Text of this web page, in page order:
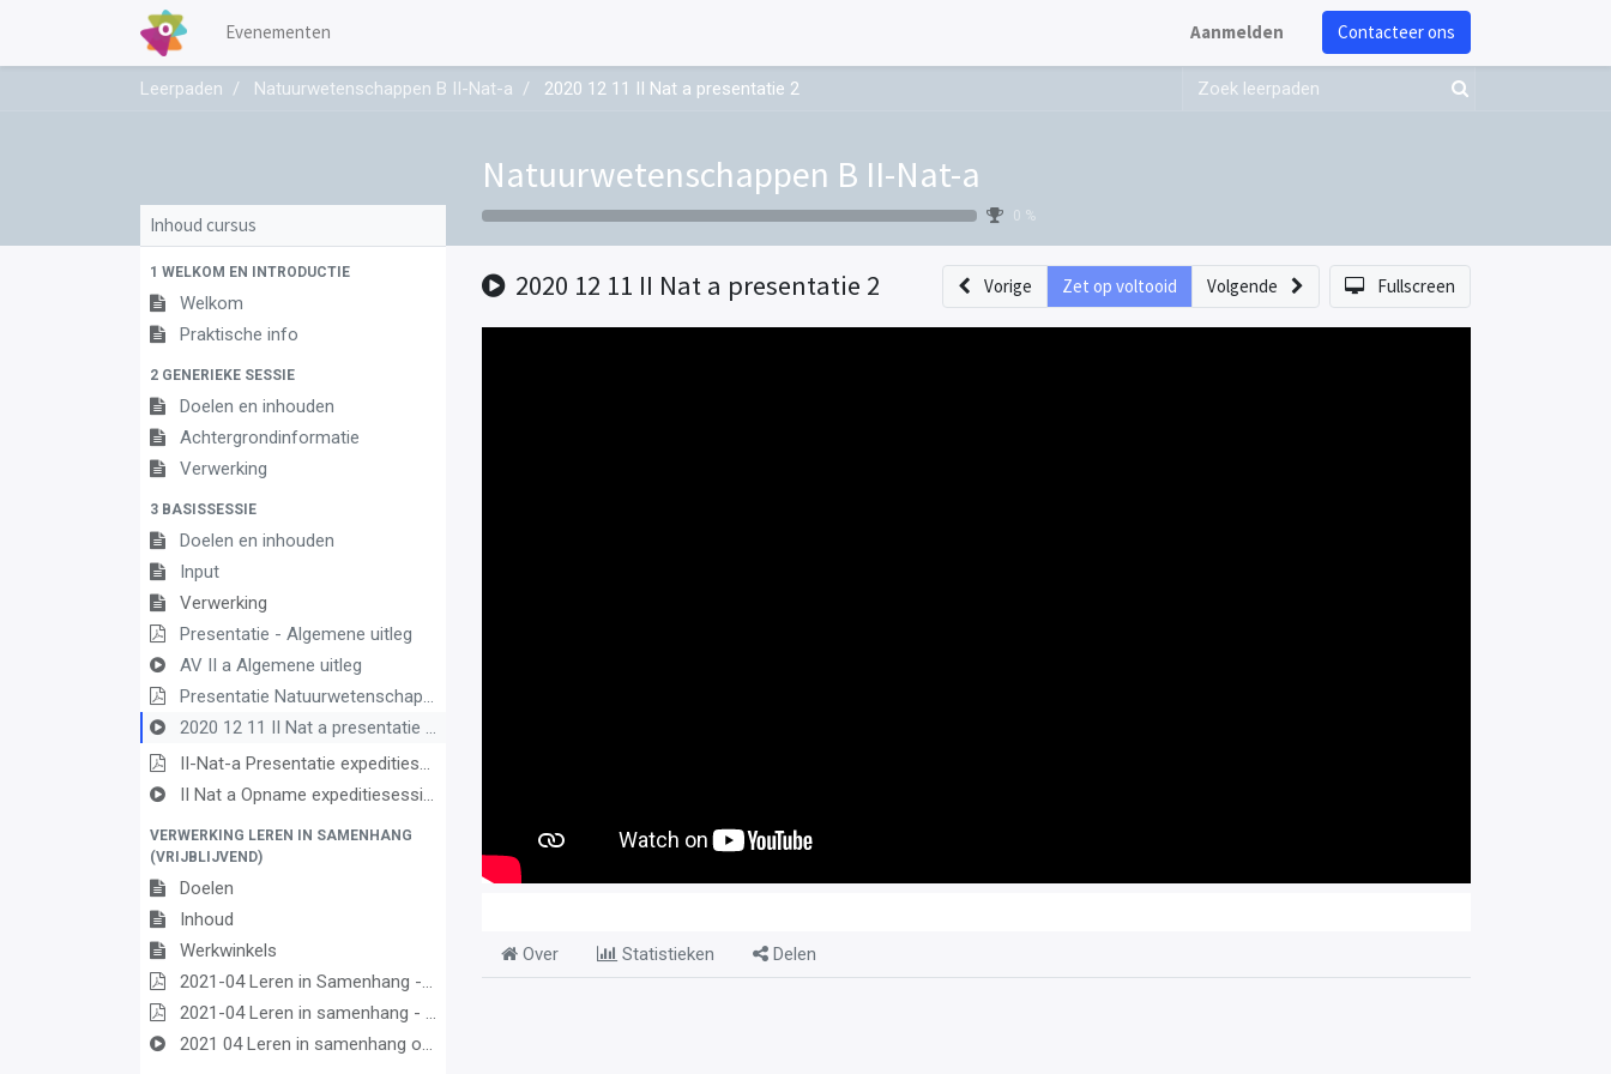
Evenementen Aanmelden Contacteer ons
Leerpaden Natuurwetenschappen B II-Nat-a 2020 12 11 II Nat a presentatie 2
Natuurwetenschappen B II-Nat-a
0 %
Inhoud cursus
1 WELKOM EN INTRODUCTIE
Welkom
Praktische info
2 GENERIEKE SESSIE
Doelen en inhouden
Achtergrondinformatie
Verwerking
3 BASISSESSIE
Doelen en inhouden
Input
Verwerking
Presentatie - Algemene uitleg
AV II a Algemene uitleg
Presentatie Natuurwetenschappen B
2020 12 11 II Nat a presentatie 2
II-Nat-a Presentatie expeditiesessie natuurwetenschappen 2de graad A-finaliteit
II Nat a Opname expeditiesessie Natuurwetenschappen 2020 03 10 1
VERWERKING LEREN IN SAMENHANG
(VRIJBLIJVEND)
Doelen
Inhoud
Werkwinkels
2021-04 Leren in Samenhang - Ordeningskader
2021-04 Leren in samenhang - Presentatie
2021 04 Leren in samenhang opname
2020 12 11 II Nat a presentatie 2 Vorige Zet op voltooid Volgende Fullscreen
Over Statistieken Delen